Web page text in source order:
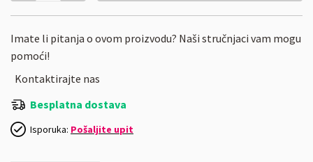
Imate li pitanja o ovom proizvodu? Naši stručnjaci vam mogu
pomoći!
Kontaktirajte nas
Besplatna dostava
Isporuka: Pošaljite upit